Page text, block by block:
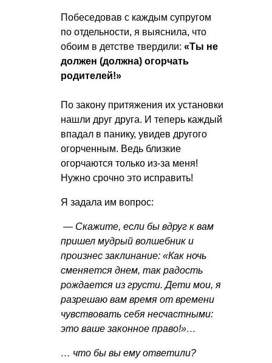
Побеседовав с каждым супругом
по отдельности, я выяснила, что
обоим в детстве твердили: «Ты не
должен (должна) огорчать
родителей!»
По закону притяжения их установки
нашли друг друга. И теперь каждый
впадал в панику, увидев другого
огорченным. Ведь близкие
огорчаются только из-за меня!
Нужно срочно это исправить!
Я задала им вопрос:
— Скажите, если бы вдруг к вам
пришел мудрый волшебник и
произнес заклинание: «Как ночь
сменяется днем, так радость
рождается из грусти. Дети мои, я
разрешаю вам время от времени
чувствовать себя несчастными:
это ваше законное право!»…
… что бы вы ему ответили?